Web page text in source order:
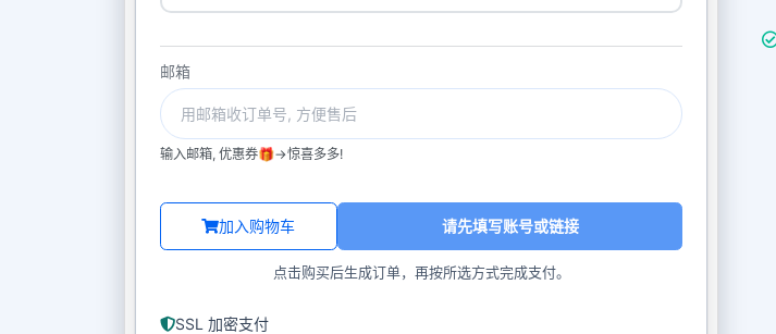
邮箱
输入邮箱, 优惠券🎁->惊喜多多!
加入购物车 请先填写账号或链接
点击购买后生成订单，再按所选方式完成支付。
SSL 加密支付